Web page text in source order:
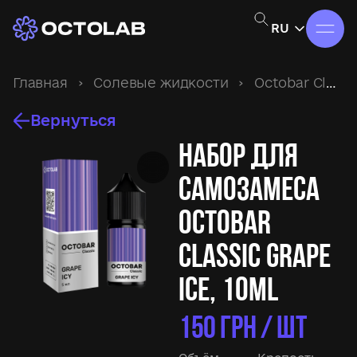
RU
Главная › Солевые жидкости › Octobar Classic
Вернуться
Набор для
самозамеса
Octobar
Classic Grape
Ice, 10ml
150ГРН / ШТ